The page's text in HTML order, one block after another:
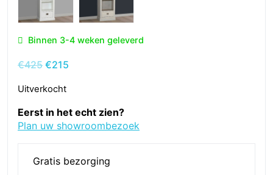
Binnen 3-4 weken geleverd
€425 Oorspronkelijke
was:
€425.
€215
€215.
Uitverkocht
Eerst in het echt zien?
Plan uw showroombezoek
Gratis bezorging